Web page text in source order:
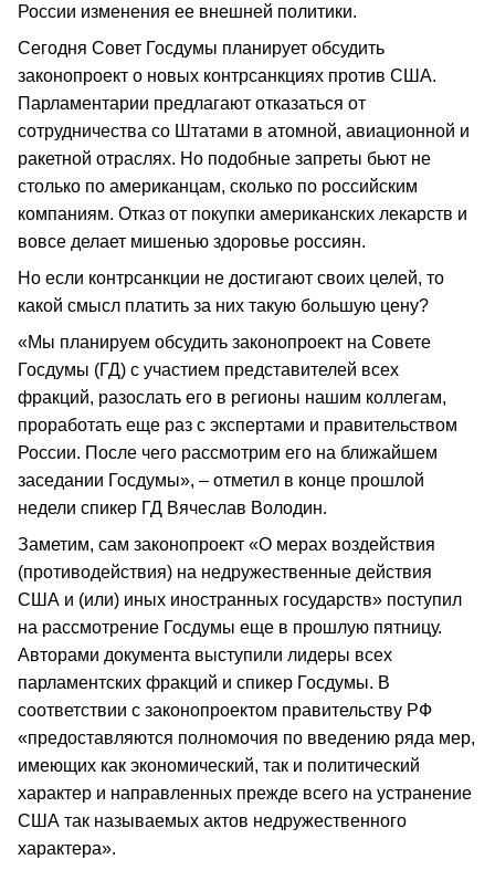
России изменения ее внешней политики.
Сегодня Совет Госдумы планирует обсудить
законопроект о новых контрсанкциях против США.
Парламентарии предлагают отказаться от
сотрудничества со Штатами в атомной, авиационной и
ракетной отраслях. Но подобные запреты бьют не
столько по американцам, сколько по российским
компаниям. Отказ от покупки американских лекарств и
вовсе делает мишенью здоровье россиян.
Но если контрсанкции не достигают своих целей, то
какой смысл платить за них такую большую цену?
«Мы планируем обсудить законопроект на Совете
Госдумы (ГД) с участием представителей всех
фракций, разослать его в регионы нашим коллегам,
проработать еще раз с экспертами и правительством
России. После чего рассмотрим его на ближайшем
заседании Госдумы», – отметил в конце прошлой
недели спикер ГД Вячеслав Володин.
Заметим, сам законопроект «О мерах воздействия
(противодействия) на недружественные действия
США и (или) иных иностранных государств» поступил
на рассмотрение Госдумы еще в прошлую пятницу.
Авторами документа выступили лидеры всех
парламентских фракций и спикер Госдумы. В
соответствии с законопроектом правительству РФ
«предоставляются полномочия по введению ряда мер,
имеющих как экономический, так и политический
характер и направленных прежде всего на устранение
США так называемых актов недружественного
характера».